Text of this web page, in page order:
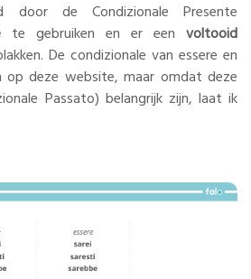
de Condizionale Presente
te gebruiken en er een voltooid
De condizionale van essere en
deze website, maar omdat deze
Passato) belangrijk zijn, laat ik